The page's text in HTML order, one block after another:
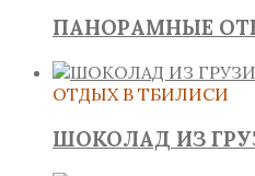
ПАНОРАМНЫЕ
ОТДЫХ В ТБИЛИСИ
ШОКОЛАД ИЗ